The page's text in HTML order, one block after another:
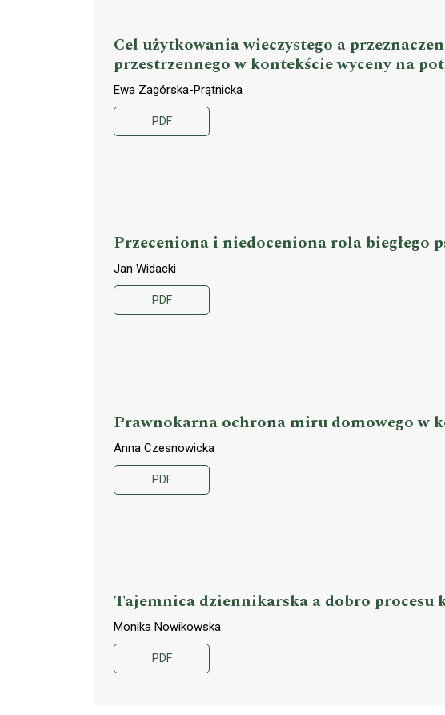
Cel użytkowania wieczystego a
przestrzennego w kontekście wyceny na
Ewa Zagórska-Prątnicka
PDF
Przeceniona i niedoceniona rola biegłego
Jan Widacki
PDF
Prawnokarna ochrona miru domowego w
Anna Czesnowicka
PDF
Tajemnica dziennikarska a dobro procesu
Monika Nowikowska
PDF